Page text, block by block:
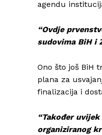
agendu
“Ovdje
sudovima BiH i
Ono što još BiH
plana za
finalizacija i
“Također
organiziranog